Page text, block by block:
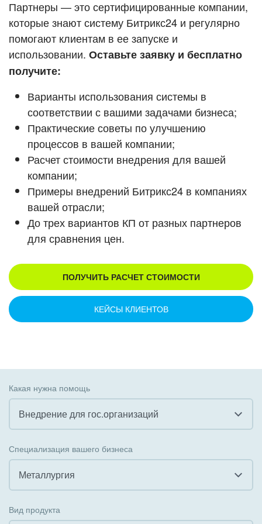
ВХОД
ВХОД
Смотреть видеокейсы
Партнеры — это сертифицированные компании,
которые знают систему Битрикс24 и регулярно
помогают клиентам в ее запуске и
использовании. Оставьте заявку и бесплатно
получите:
Варианты использования системы в
соответствии с вашими задачами бизнеса;
Практические советы по улучшению
процессов в вашей компании;
Расчет стоимости внедрения для вашей
компании;
Примеры внедрений Битрикс24 в компаниях
вашей отрасли;
До трех вариантов КП от разных партнеров
для сравнения цен.
ПОЛУЧИТЬ РАСЧЕТ СТОИМОСТИ
КЕЙСЫ КЛИЕНТОВ
Какая нужна помощь
Внедрение для гос.организаций
Внедрение КЭДО
Интеграция с 1С
Специализация вашего бизнеса
Металлургия
Вид продукта